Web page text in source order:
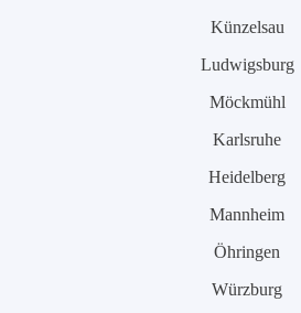
Künzelsau
Ludwigsburg
Möckmühl
Karlsruhe
Heidelberg
Mannheim
Öhringen
Würzburg